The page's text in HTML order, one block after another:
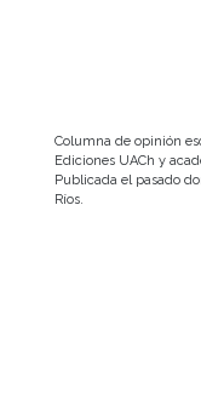
Columna de opinión
Ediciones UACh y
Publicada el pasado
Ríos.